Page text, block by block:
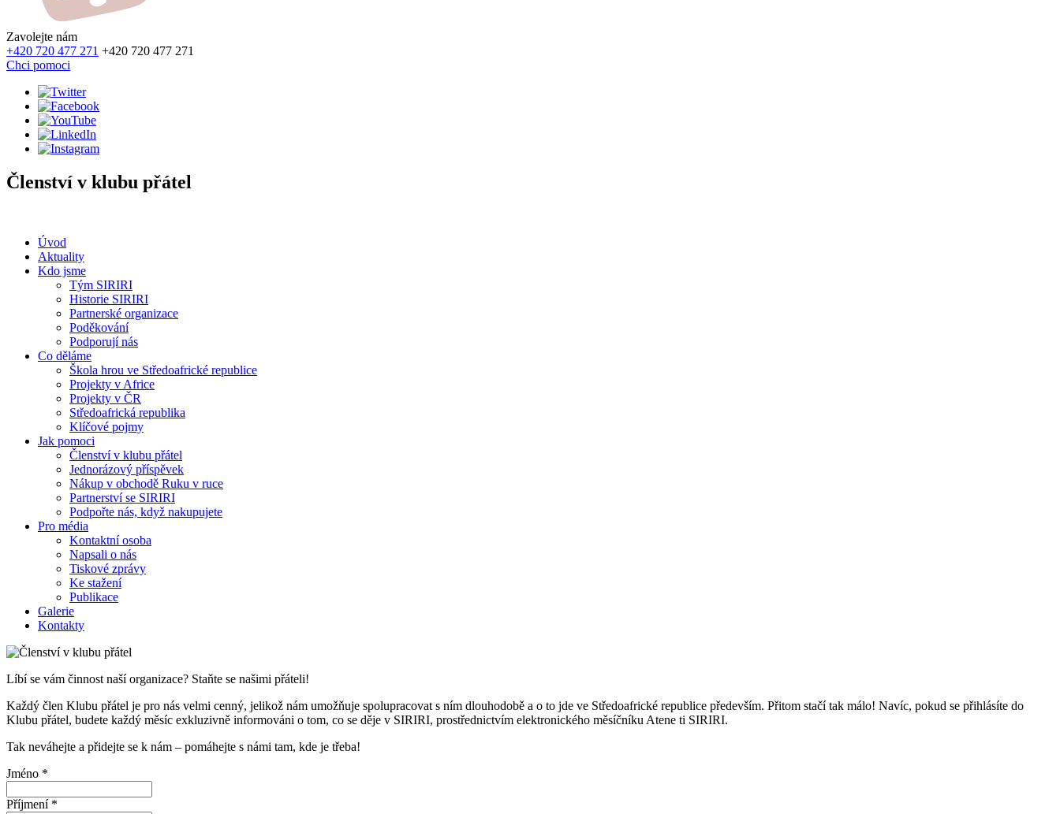
Zavolejte nám
+420 720 477 271 +420 720 477 271
Chci pomoci
Členství v klubu přátel
Úvod
Aktuality
Kdo jsme
Tým SIRIRI
Historie SIRIRI
Partnerské organizace
Poděkování
Podporují nás
Co děláme
Škola hrou ve Středoafrické republice
Projekty v Africe
Projekty v ČR
Středoafrická republika
Klíčové pojmy
Jak pomoci
Členství v klubu přátel
Jednorázový příspěvek
Nákup v obchodě Ruku v ruce
Partnerství se SIRIRI
Podpořte nás, když nakupujete
Pro média
Kontaktní osoba
Napsali o nás
Tiskové zprávy
Ke stažení
Publikace
Galerie
Kontakty
Líbí se vám činnost naší organizace? Staňte se našimi přáteli!
Každý člen Klubu přátel je pro nás velmi cenný, jelikož nám umožňuje spolupracovat s ním dlouhodobě a o to jde ve Středoafrické republice především. Přitom stačí tak málo! Navíc, pokud se přihlásíte do
Klubu přátel, budete každý měsíc exkluzivně informováni o tom, co se děje v SIRIRI, prostřednictvím elektronického měsíčníku Atene ti SIRIRI.
Tak neváhejte a přidejte se k nám – pomáhejte s námi tam, kde je třeba!
Jméno *
Příjmení *